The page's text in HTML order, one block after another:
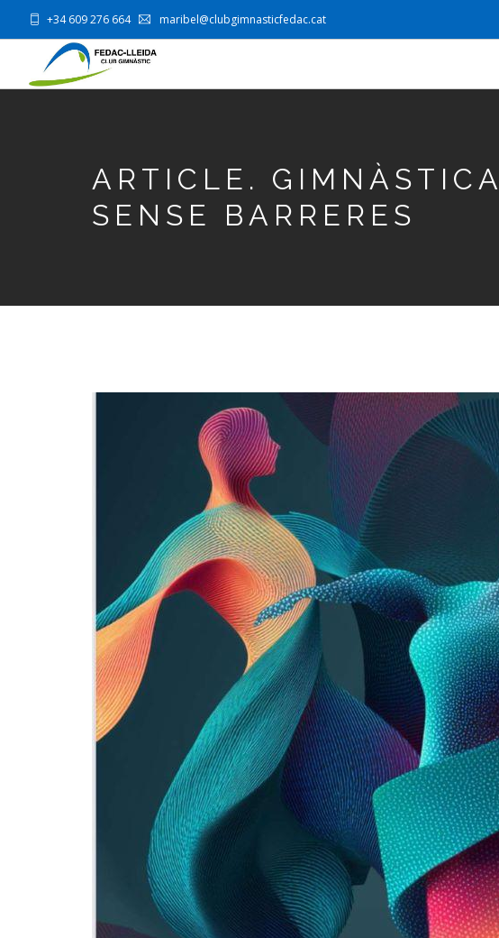
contingut
+34 609 276 664 maribel@clubgimnasticfedac.cat
ARTICLE. GIMNÀSTICA
SENSE BARRERES